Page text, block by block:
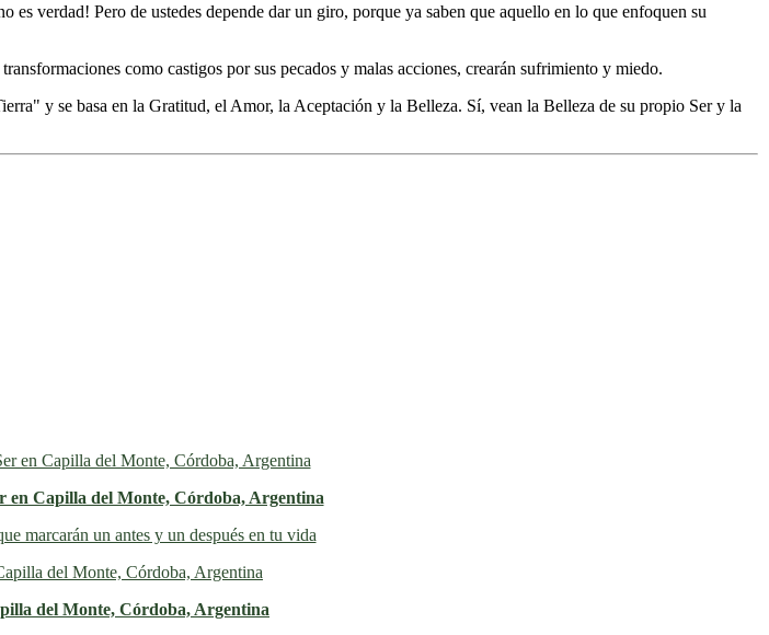
verdad! Pero de ustedes depende dar un giro, porque ya saben que aquello en lo que enfoquen su
como castigos por sus pecados y malas acciones, crearán sufrimiento y miedo.
y se basa en la Gratitud, el Amor, la Aceptación y la Belleza. Sí, vean la Belleza de su propio Ser y la
en Capilla del Monte, Córdoba, Argentina
marcarán un antes y un después en tu vida
del Monte, Córdoba, Argentina